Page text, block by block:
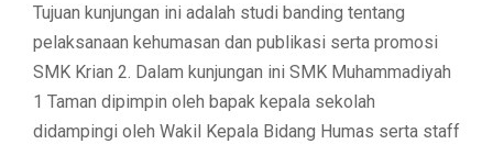
Tujuan kunjungan ini adalah studi banding tentang
pelaksanaan kehumasan dan publikasi serta promosi
SMK Krian 2. Dalam kunjungan ini SMK Muhammadiyah
1 Taman dipimpin oleh bapak kepala sekolah
didampingi oleh Wakil Kepala Bidang Humas serta staff